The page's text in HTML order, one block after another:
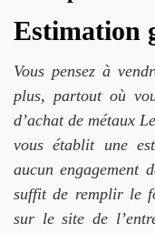
Estimation
Vous pensez à
plus, partout où
d’achat de métaux
vous établit une
aucun engagement
suffit de remplir le
sur le site de